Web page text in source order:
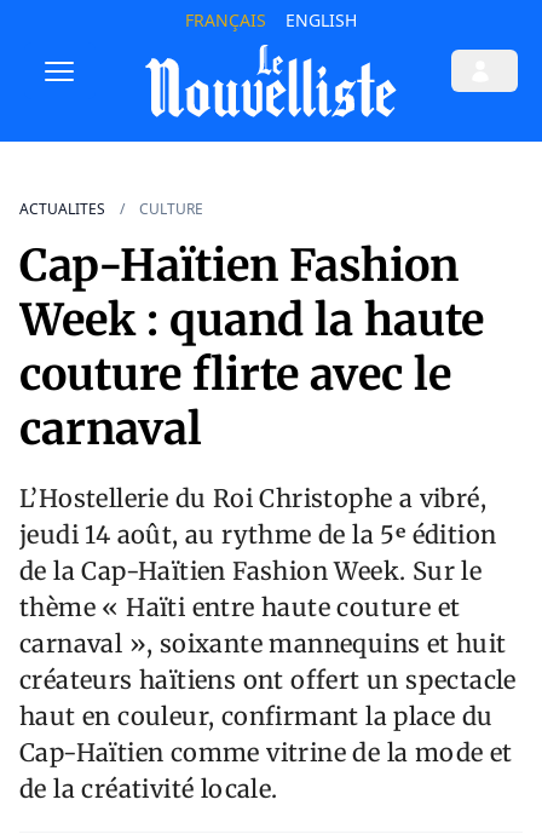
FRANÇAIS ENGLISH
ACTUALITES CULTURE
Cap-Haïtien Fashion
Week : quand la haute
couture flirte avec le
carnaval
L’Hostellerie du Roi Christophe a vibré,
jeudi 14 août, au rythme de la 5ᵉ édition
de la Cap-Haïtien Fashion Week. Sur le
thème « Haïti entre haute couture et
carnaval », soixante mannequins et huit
créateurs haïtiens ont offert un spectacle
haut en couleur, confirmant la place du
Cap-Haïtien comme vitrine de la mode et
de la créativité locale.